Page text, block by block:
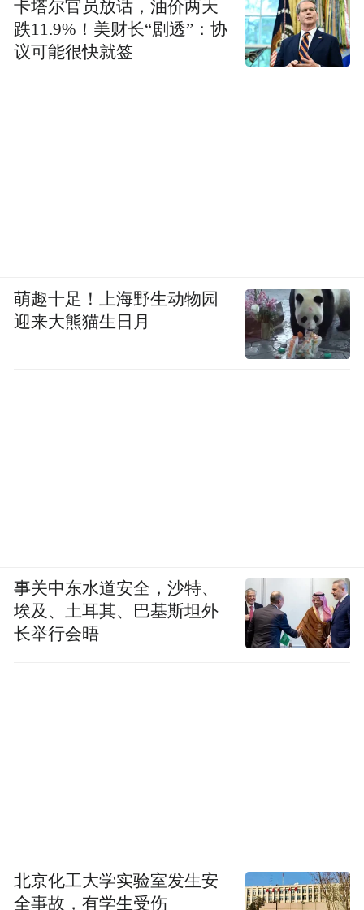
卡塔尔官员放话，油价两天
跌11.9%！美财长“剧透”：协
议可能很快就签
萌趣十足！上海野生动物园
迎来大熊猫生日月
事关中东水道安全，沙特、
埃及、土耳其、巴基斯坦外
长举行会晤
北京化工大学实验室发生安
全事故，有学生受伤